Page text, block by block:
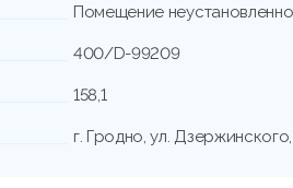
Помещение
400/D-99209
158,1
г. Гродно, ул.